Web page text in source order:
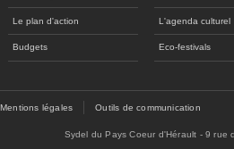
Le plan d'action
Budgets
L'agenda culturel
Eco-festivals
Mentions légales Outils de communication
Sydel du Pays Coeur d'Hérault - 9